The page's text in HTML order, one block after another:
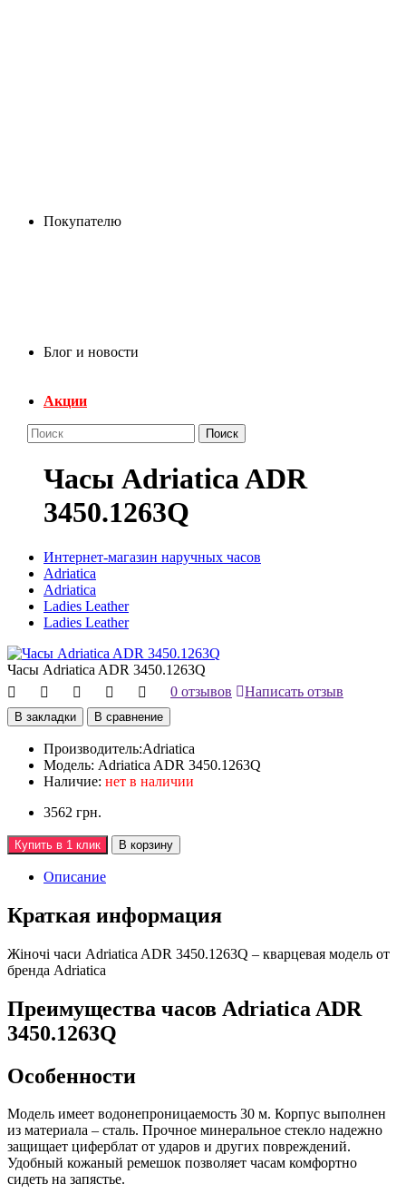
Покупателю
Блог и новости
Акции
Поиск
Часы Adriatica ADR
3450.1263Q
Интернет-магазин наручных часов
Adriatica
Adriatica
Ladies Leather
Ladies Leather
Часы Adriatica ADR 3450.1263Q
0 отзывов
Написать отзыв
В закладки В сравнение
Производитель:Adriatica
Модель: Adriatica ADR 3450.1263Q
Наличие: нет в наличии
3562 грн.
Купить в 1 клик В корзину
Описание
Краткая информация
Жiночi часи Adriatica ADR 3450.1263Q – кварцевая модель от
бренда Adriatica
Преимущества часов Adriatica ADR
3450.1263Q
Особенности
Модель имеет водонепроницаемость 30 м. Корпус выполнен
из материала – сталь. Прочное минеральное стекло надежно
защищает циферблат от ударов и других повреждений.
Удобный кожаный ремешок позволяет часам комфортно
сидеть на запястье.